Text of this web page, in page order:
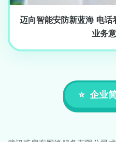
迈向智能安防新蓝海 电话
业务
企业